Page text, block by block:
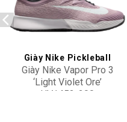
Add to
wishlist
Giày Nike Pickleball
Giày Nike Vapor Pro 3
‘Light Violet Ore’
HV1453-200